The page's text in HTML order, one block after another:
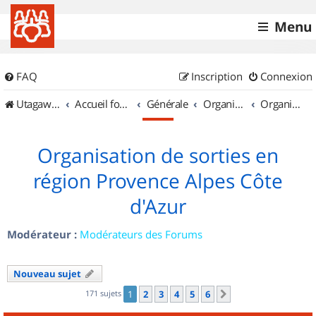
Menu
FAQ Connexion
Inscription
UtagawaVTT (Randos VTT et VTTAE avec traces GPS)
Accueil forum Générale Organisation de sorties & Recherche de partenaires Organisation de sorties en région Provence Alpes Côte d'Azur
Organisation de sorties en
région Provence Alpes Côte
d'Azur
Modérateur : Modérateurs des Forums
Nouveau sujet
171 sujets 1 2 3 4 5 6